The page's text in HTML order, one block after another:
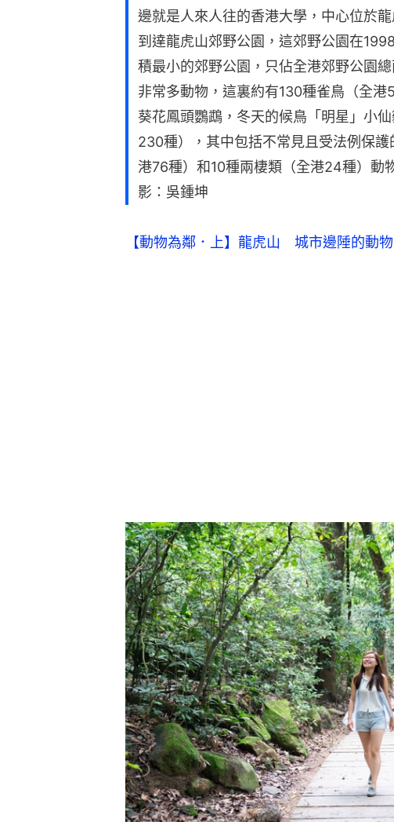
邊就是人來人往的香港大學，中心位於
到達龍虎山郊野公園，這郊野公園在
積最小的郊野公園，只佔全港郊野公園
非常多動物，這裏約有130種雀鳥（全
葵花鳳頭鸚鵡，冬天的候鳥「明星」小
230種），其中包括不常見且受法例保
港76種）和10種兩棲類（全港24種）動
影：吳鍾坤
【動物為鄰．上】龍虎山 城市邊陲的動